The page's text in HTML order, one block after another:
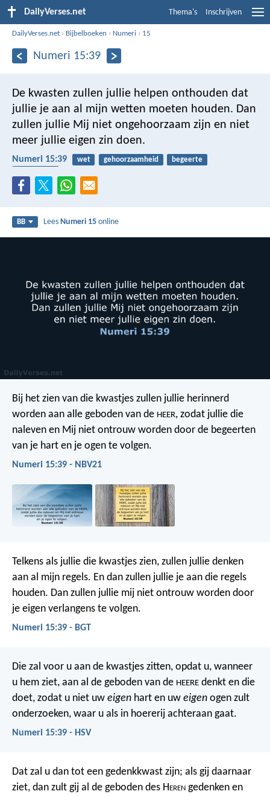
DailyVerses.net Thema's Inschrijven
DailyVerses.net › Bijbelboeken › Numeri › 15
Numeri 15:39
De kwasten zullen jullie helpen onthouden dat
jullie je aan al mijn wetten moeten houden. Dan
zullen jullie Mij niet ongehoorzaam zijn en niet
meer jullie eigen zin doen.
Numeri 15:39 wet gehoorzaamheid
begeerte
BB LeesNumeri 15 online
Bij het zien van die kwastjes zullen jullie herinnerd
worden aan alle geboden van de HEER, zodat jullie die
naleven en Mij niet ontrouw worden door de begeerten
van je hart en je ogen te volgen.
Numeri 15:39 - NBV21
Telkens als jullie die kwastjes zien, zullen jullie denken
aan al mijn regels. En dan zullen jullie je aan die regels
houden. Dan zullen jullie mij niet ontrouw worden door
je eigen verlangens te volgen.
Numeri 15:39 - BGT
Die zal voor u aan de kwastjes zitten, opdat u, wanneer
u hem ziet, aan al de geboden van de HEERE denkt en die
doet, zodat u niet uw eigen hart en uw eigen ogen zult
onderzoeken, waar u als in hoererij achteraan gaat.
Numeri 15:39 - HSV
Dat zal u dan tot een gedenkkwast zijn; als gij daarnaar
ziet, dan zult gij al de geboden des Heren gedenken en